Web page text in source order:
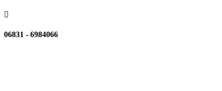

06831 - 6984066